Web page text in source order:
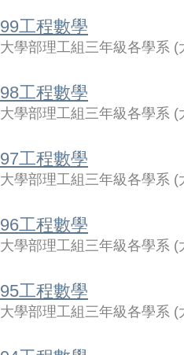
99工程數學
大學部理工組三年級各學系 (
98工程數學
大學部理工組三年級各學系 (
97工程數學
大學部理工組三年級各學系 (
96工程數學
大學部理工組三年級各學系 (
95工程數學
大學部理工組三年級各學系 (